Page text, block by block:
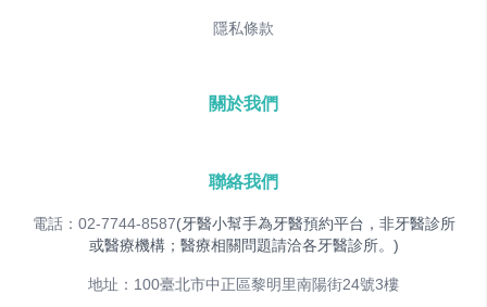
隱私條款
關於我們
聯絡我們
電話：02-7744-8587(牙醫小幫手為牙醫預約平台，非牙醫診所
或醫療機構；醫療相關問題請洽各牙醫診所。)
地址：100臺北市中正區黎明里南陽街24號3樓